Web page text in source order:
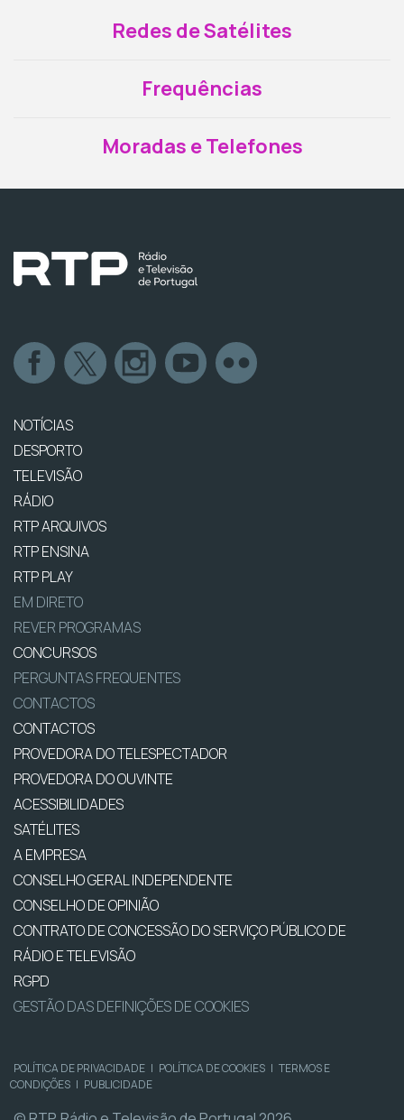
Redes de Satélites
Frequências
Moradas e Telefones
NOTÍCIAS
DESPORTO
TELEVISÃO
RÁDIO
RTP ARQUIVOS
RTP ENSINA
RTP PLAY
EM DIRETO
REVER PROGRAMAS
CONCURSOS
PERGUNTAS FREQUENTES
CONTACTOS
CONTACTOS
PROVEDORA DO TELESPECTADOR
PROVEDORA DO OUVINTE
ACESSIBILIDADES
SATÉLITES
A EMPRESA
CONSELHO GERAL INDEPENDENTE
CONSELHO DE OPINIÃO
CONTRATO DE CONCESSÃO DO SERVIÇO PÚBLICO DE
RÁDIO E TELEVISÃO
RGPD
GESTÃO DAS DEFINIÇÕES DE COOKIES
POLÍTICA DE PRIVACIDADE | POLÍTICA DE COOKIES | TERMOS E
CONDIÇÕES | PUBLICIDADE